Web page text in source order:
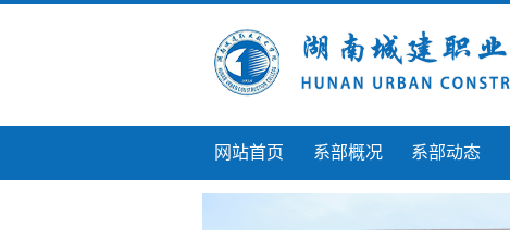
网站首页 系部概况 系部动态